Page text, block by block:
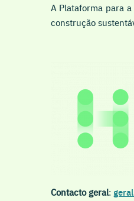
A Plataforma para
construção
Contacto geral: